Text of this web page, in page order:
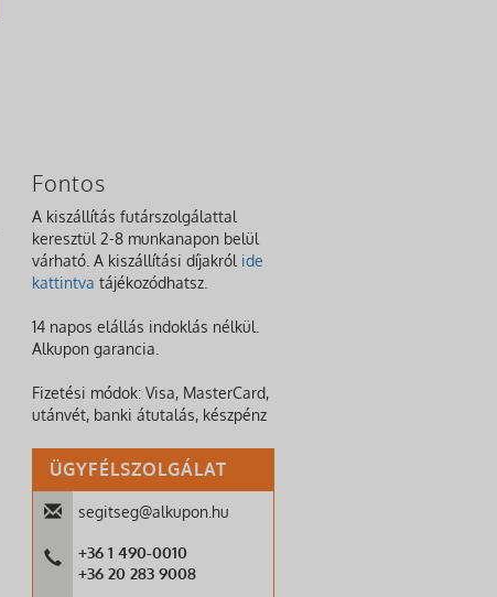
Fontos
A kiszállítás futárszolgálattal
keresztül 2-8 munkanapon belül
várható. A kiszállítási díjakról ide
kattintva tájékozódhatsz.
14 napos elállás indoklás nélkül.
Alkupon garancia.
Fizetési módok: Visa, MasterCard,
utánvét, banki átutalás, készpénz
ÜGYFÉLSZOLGÁLAT
segitseg@alkupon.hu
+36 1 490-0010
+36 20 283 9008